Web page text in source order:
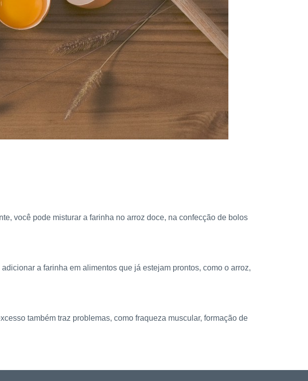
você pode misturar a farinha no arroz doce, na confecção de bolos
a farinha em alimentos que já estejam prontos, como o arroz,
também traz problemas, como fraqueza muscular, formação de